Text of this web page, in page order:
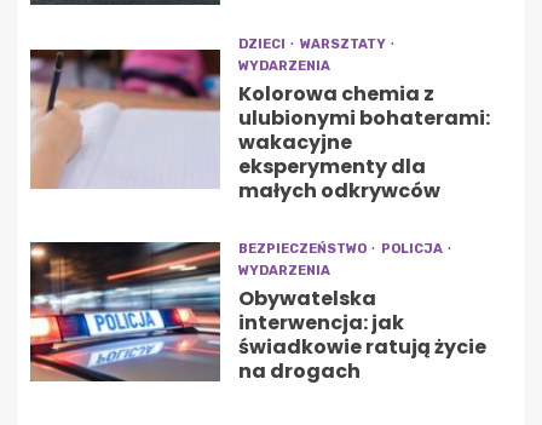
DZIECI
WARSZTATY
WYDARZENIA
Kolorowa chemia z
ulubionymi bohaterami:
wakacyjne
eksperymenty dla
małych odkrywców
BEZPIECZEŃSTWO
POLICJA
WYDARZENIA
Obywatelska
interwencja: jak
świadkowie ratują życie
na drogach